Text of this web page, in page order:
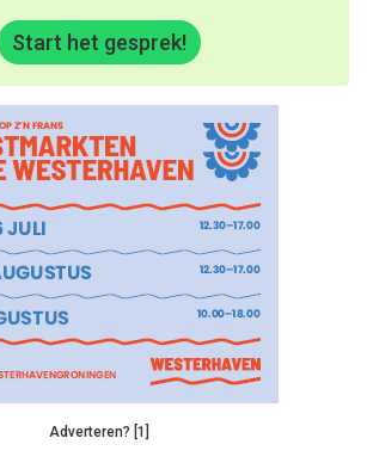
Start het gesprek!
Adverteren? [1]